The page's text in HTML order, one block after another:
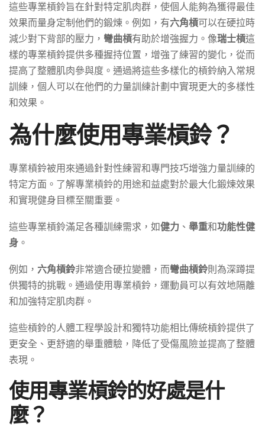
這些專業槓鈴旨在針對特定肌肉群，使個人能夠為獲得最佳
效果而量身定制他們的鍛煉。例如，有六角槓可以在硬拉時
減少對下背部的壓力， 彎曲槓有助於增強握力。像瑞士槓這
樣的專業槓鈴提供多種握持位置，增強了練習的變化，從而
提高了整體肌肉參與度。通過將這些多樣化的槓鈴納入常規
訓練，個人可以在他們的力量訓練計劃中實現更大的多樣性
和效果。
為什麼使用專業槓鈴？
專業槓鈴被用來通過針對性練習和專門技巧增強力量訓練的
特定方面。了解專業槓鈴的用途和益處對於最大化鍛煉效果
和實現健身目標至關重要。
這些專業槓鈴滿足各種訓練需求，如健力 、 舉重和功能性健
身 。
例如， 六角槓鈴非常適合硬拉變體，而彎曲槓鈴則為深蹲提
供獨特的挑戰。通過使用專業槓鈴，運動員可以有效地隔離
和加強特定肌肉群。
這些槓鈴的人體工程學設計和獨特功能相比傳統槓鈴提供了
更安全、更舒適的舉重體驗，降低了受傷風險並提高了整體
表現。
使用專業槓鈴的好處是什
麼？